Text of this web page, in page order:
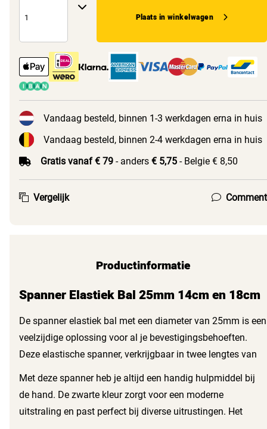
Plaats in winkelwagen
Vandaag besteld, binnen 1-3 werkdagen erna in huis
Vandaag besteld, binnen 2-4 werkdagen erna in huis
Gratis vanaf € 79 - anders € 5,75 - Belgie € 8,50
Vergelijk Comment
Productinformatie
Spanner Elastiek Bal 25mm 14cm en 18cm
De spanner elastiek bal met een diameter van 25mm is een
veelzijdige oplossing voor al je bevestigingsbehoeften.
Deze elastische spanner, verkrijgbaar in twee lengtes van
Met deze spanner heb je altijd een handig hulpmiddel bij
de hand. De zwarte kleur zorgt voor een moderne
uitstraling en past perfect bij diverse uitrustingen. Het